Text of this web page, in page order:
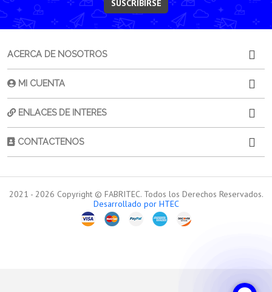
SUSCRIBIRSE
ACERCA DE NOSOTROS
MI CUENTA
ENLACES DE INTERES
CONTACTENOS
2021 - 2026 Copyright © FABRITEC. Todos los Derechos Reservados.
Desarrollado por HTEC